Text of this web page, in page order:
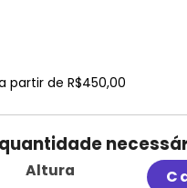
partir de R$450,00
Altura